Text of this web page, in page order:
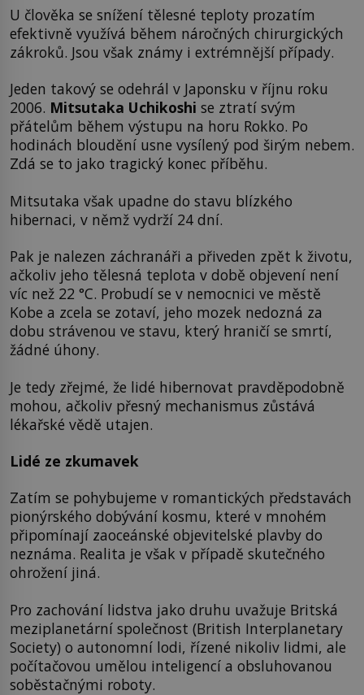
U člověka se snížení tělesné teploty prozatím
efektivně využívá během náročných chirurgických
zákroků. Jsou však známy i extrémnější případy.
Jeden takový se odehrál v Japonsku v říjnu roku
2006. Mitsutaka Uchikoshi se ztratí svým
přátelům během výstupu na horu Rokko. Po
hodinách bloudění usne vysílený pod širým nebem.
Zdá se to jako tragický konec příběhu.
Mitsutaka však upadne do stavu blízkého
hibernaci, v němž vydrží 24 dní.
Pak je nalezen záchranáři a přiveden zpět k životu,
ačkoliv jeho tělesná teplota v době objevení není
víc než 22 °C. Probudí se v nemocnici ve městě
Kobe a zcela se zotaví, jeho mozek nedozná za
dobu strávenou ve stavu, který hraničí se smrtí,
žádné úhony.
Je tedy zřejmé, že lidé hibernovat pravděpodobně
mohou, ačkoliv přesný mechanismus zůstává
lékařské vědě utajen.
Lidé ze zkumavek
Zatím se pohybujeme v romantických představách
pionýrského dobývání kosmu, které v mnohém
připomínají zaoceánské objevitelské plavby do
neznáma. Realita je však v případě skutečného
ohrožení jiná.
Pro zachování lidstva jako druhu uvažuje Britská
meziplanetární společnost (British Interplanetary
Society) o autonomní lodi, řízené nikoliv lidmi, ale
počítačovou umělou inteligencí a obsluhovanou
soběstačnými roboty.